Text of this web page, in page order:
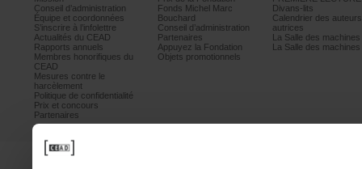
Conseild’administration
Équipeetcoordonnées
S’inscrireàl’infolettre
ActualitésduCEAD
Rapportsannuels
Membreshonorifiquesdu
CEAD
Mesurescontrele
harcèlement
Politiquedeconfidentialité
Prixetconcours
Partenaires
FondsMichelMarc
Bouchard
Conseild’administration
Partenaires
AppuyezlaFondation
Objetspromotionnels
Divans-lits
autrices